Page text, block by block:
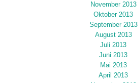
November 2013
Oktober 2013
September 2013
August 2013
Juli 2013
Juni 2013
Mai 2013
April 2013